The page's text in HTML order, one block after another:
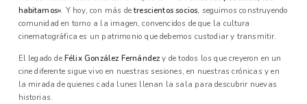
habitamos». Y hoy, con más detrescientos socios, seguimos construyendo
comunidad en torno a la imagen, convencidos de que la cultura
cinematográfica es un patrimonio que debemos custodiar y transmitir.
El legado deFélix González Fernándezy de todos los que creyeron en un
cine diferente sigue vivo en nuestras sesiones, en nuestras crónicas y en
la mirada de quienes cada lunes llenan la sala para descubrir nuevas
historias.